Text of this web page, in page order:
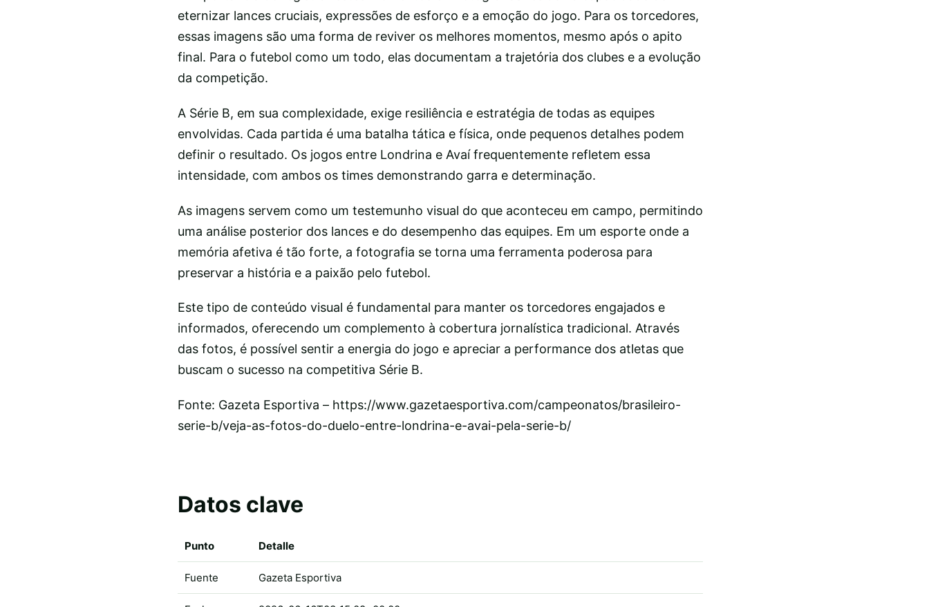
eternizar lances cruciais, expressões de esforço e a emoção do jogo. Para os torcedores,
essas imagens são uma forma de reviver os melhores momentos, mesmo após o apito
final. Para o futebol como um todo, elas documentam a trajetória dos clubes e a evolução
da competição.
A Série B, em sua complexidade, exige resiliência e estratégia de todas as equipes
envolvidas. Cada partida é uma batalha tática e física, onde pequenos detalhes podem
definir o resultado. Os jogos entre Londrina e Avaí frequentemente refletem essa
intensidade, com ambos os times demonstrando garra e determinação.
As imagens servem como um testemunho visual do que aconteceu em campo, permitindo
uma análise posterior dos lances e do desempenho das equipes. Em um esporte onde a
memória afetiva é tão forte, a fotografia se torna uma ferramenta poderosa para
preservar a história e a paixão pelo futebol.
Este tipo de conteúdo visual é fundamental para manter os torcedores engajados e
informados, oferecendo um complemento à cobertura jornalística tradicional. Através
das fotos, é possível sentir a energia do jogo e apreciar a performance dos atletas que
buscam o sucesso na competitiva Série B.
Fonte: Gazeta Esportiva – https://www.gazetaesportiva.com/campeonatos/brasileiro-
serie-b/veja-as-fotos-do-duelo-entre-londrina-e-avai-pela-serie-b/
Datos clave
Punto Detalle
Fuente Gazeta Esportiva